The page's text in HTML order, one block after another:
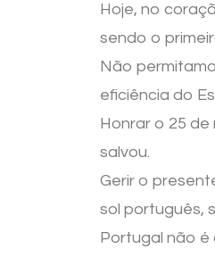
Hoje, no
sendo o
Não
eficiência do
Honrar o 25
salvou.
Gerir o
sol português,
Portugal não é